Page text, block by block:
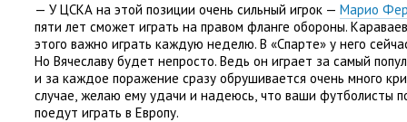
— У ЦСКА на этой позиции очень сильный игрок — Марио
пяти лет сможет играть на правом фланге обороны.
этого важно играть каждую неделю. В «Спарте» у него
Но Вячеславу будет непросто. Ведь он играет за самый
и за каждое поражение сразу обрушивается очень много
случае, желаю ему удачи и надеюсь, что ваши футболисты
поедут играть в Европу.